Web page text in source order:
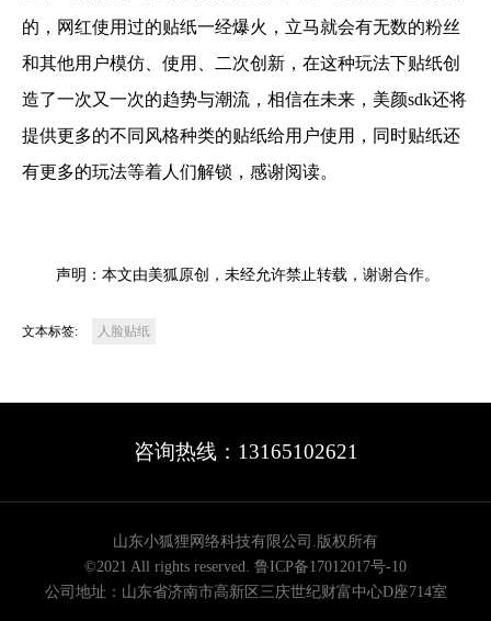
的，网红使用过的贴纸一经爆火，立马就会有无数的粉丝
和其他用户模仿、使用、二次创新，在这种玩法下贴纸创
造了一次又一次的趋势与潮流，相信在未来，美颜sdk还将
提供更多的不同风格种类的贴纸给用户使用，同时贴纸还
有更多的玩法等着人们解锁，感谢阅读。
声明：本文由美狐原创，未经允许禁止转载，谢谢合作。
文本标签: 人脸贴纸
咨询热线：13165102621
山东小狐狸网络科技有限公司.版权所有
©2021 All rights reserved. 鲁ICP备17012017号-10
公司地址：山东省济南市高新区三庆世纪财富中心D座714室